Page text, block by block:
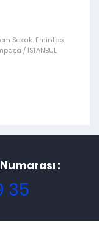
Sokak. Emintaş
/ İSTANBUL
:
35